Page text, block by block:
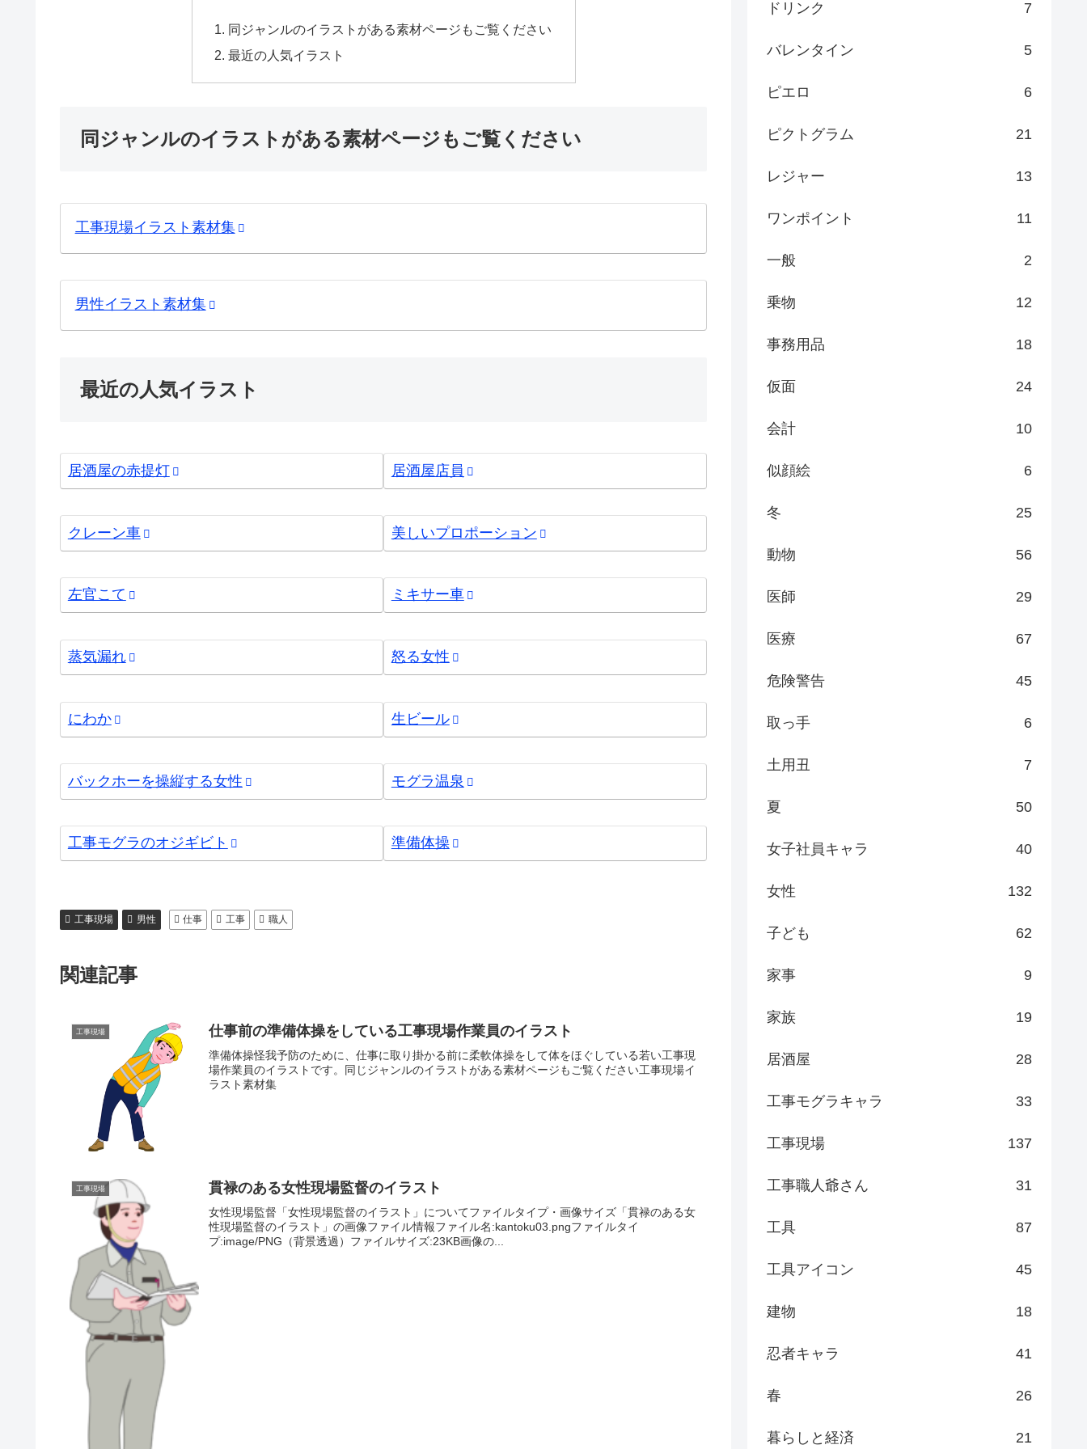
同ジャンルのイラストがある素材ページもご覧ください
最近の人気イラスト
同ジャンルのイラストがある素材ページもご覧ください
工事現場イラスト素材集
男性イラスト素材集
最近の人気イラスト
居酒屋の赤提灯 居酒屋店員
クレーン車 美しいプロポーション
左官こて ミキサー車
蒸気漏れ 怒る女性
にわか 生ビール
バックホーを操縦する女性 モグラ温泉
工事モグラのオジギビト 準備体操
工事現場 男性 仕事 工事 職人
関連記事
工事現場 仕事前の準備体操をしている工事現場作業員のイラスト
準備体操怪我予防のために、仕事に取り掛かる前に柔軟体操をして体をほぐしている若い工事現
場作業員のイラストです。同じジャンルのイラストがある素材ページもご覧ください工事現場イ
ラスト素材集
工事現場 貫禄のある女性現場監督のイラスト
女性現場監督「女性現場監督のイラスト」についてファイルタイプ・画像サイズ「貫禄のある女
性現場監督のイラスト」の画像ファイル情報ファイル名:kantoku03.pngファイルタイ
プ:image/PNG（背景透過）ファイルサイズ:23KB画像の...
ドリンク 7
バレンタイン 5
ピエロ 6
ピクトグラム 21
レジャー 13
ワンポイント 11
一般 2
乗物 12
事務用品 18
仮面 24
会計 10
似顔絵 6
冬 25
動物 56
医師 29
医療 67
危険警告 45
取っ手 6
土用丑 7
夏 50
女子社員キャラ 40
女性 132
子ども 62
家事 9
家族 19
居酒屋 28
工事モグラキャラ 33
工事現場 137
工事職人爺さん 31
工具 87
工具アイコン 45
建物 18
忍者キャラ 41
春 26
暮らしと経済 21